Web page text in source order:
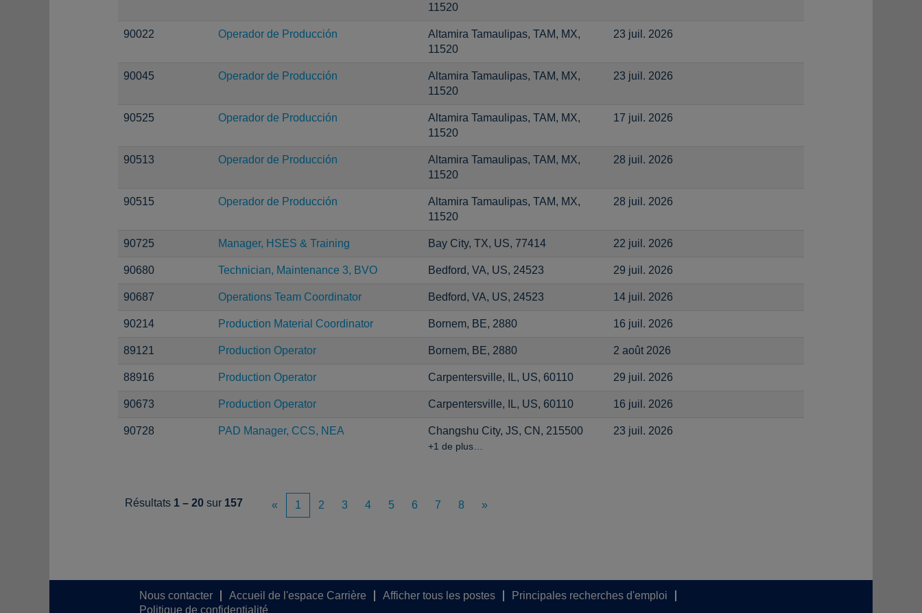
11520
90022 Operador de Producción
Altamira Tamaulipas, TAM, MX,
11520
23 juil. 2026
90045 Operador de Producción
Altamira Tamaulipas, TAM, MX,
11520
23 juil. 2026
90525 Operador de Producción
Altamira Tamaulipas, TAM, MX,
11520
17 juil. 2026
90513 Operador de Producción
Altamira Tamaulipas, TAM, MX,
11520
28 juil. 2026
90515 Operador de Producción
Altamira Tamaulipas, TAM, MX,
11520
28 juil. 2026
90725 Manager, HSES & Training Bay City, TX, US, 77414 22 juil. 2026
90680 Technician, Maintenance 3, BVO Bedford, VA, US, 24523 29 juil. 2026
90687 Operations Team Coordinator Bedford, VA, US, 24523 14 juil. 2026
90214 Production Material Coordinator Bornem, BE, 2880 16 juil. 2026
89121 Production Operator Bornem, BE, 2880 2 août 2026
88916 Production Operator Carpentersville, IL, US, 60110 29 juil. 2026
90673 Production Operator Carpentersville, IL, US, 60110 16 juil. 2026
90728 PAD Manager, CCS, NEA Changshu City, JS, CN, 215500
+1 de plus…
23 juil. 2026
Résultats 1 – 20 sur 157 « 1 2 3 4 5 6 7 8 »
Nous contacter Accueil de l'espace Carrière Afficher tous les postes
Principales recherches d'emploi
Politique de confidentialité